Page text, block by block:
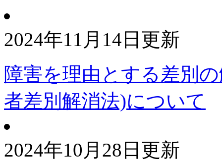
2024年11月14日更新
障害を理由とする差別
者差別解消法)について
2024年10月28日更新